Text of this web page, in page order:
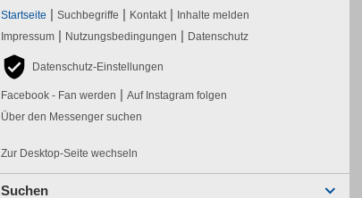
Startseite | Suchbegriffe | Kontakt | Inhalte melden
Impressum | Nutzungsbedingungen | Datenschutz
Datenschutz-Einstellungen
Facebook - Fan werden | Auf Instagram folgen
Über den Messenger suchen
Zur Desktop-Seite wechseln
Suchen